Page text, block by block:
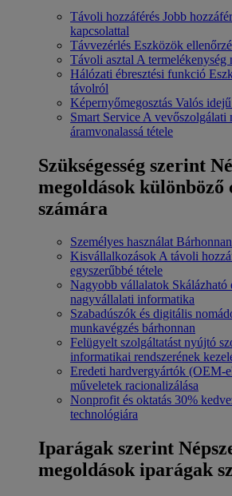
Távoli hozzáférés Jobb
kapcsolattal
Távvezérlés Eszközök
Távoli asztal A termelékenység
Hálózati ébresztési funkció
távolról
Képernyőmegosztás Valós
Smart Service A vevőszolgálati
áramvonalassá tétele
Szükségesség szerint
megoldások különböző
számára
Személyes használat
KisvállalkozásokA távoli
egyszerűbbé tétele
Nagyobb vállalatok Skálázható
nagyvállalati informatika
Szabadúszók és digitális
munkavégzés bárhonnan
Felügyelt szolgáltatást nyújtó
informatikai rendszerének
Eredeti hardvergyártók (OEM-
műveletek racionalizálása
Nonprofit és oktatás 30%
technológiára
Iparágak szerint
megoldások iparágak